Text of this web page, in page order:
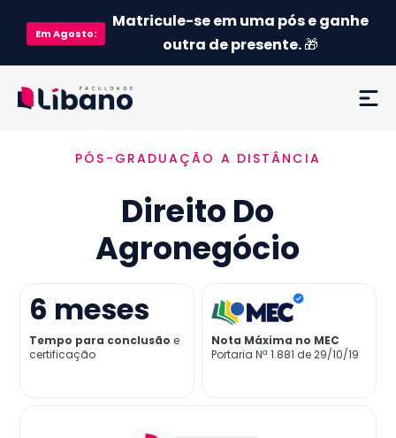
EmAgosto:
Matricule-se em uma pós e ganhe
outra de presente.🎁
Ementa
Como funciona
Credenciamento MEC
Preço
Já sou aluno
PÓS-GRADUAÇÃO A DISTÂNCIA
Direito Do
Agronegócio
6 meses
Tempo para conclusão e
certificação
Nota Máxima no MEC
Portaria Nª 1.881 de 29/10/19